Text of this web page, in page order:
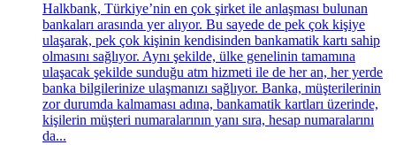
Halkbank, Türkiye’nin en çok şirket ile anlaşması bulunan
bankaları arasında yer alıyor. Bu sayede de pek çok kişiye
ulaşarak, pek çok kişinin kendisinden bankamatik kartı sahip
olmasını sağlıyor. Aynı şekilde, ülke genelinin tamamına
ulaşacak şekilde sunduğu atm hizmeti ile de her an, her yerde
banka bilgilerinize ulaşmanızı sağlıyor. Banka, müşterilerinin
zor durumda kalmaması adına, bankamatik kartları üzerinde,
kişilerin müşteri numaralarının yanı sıra, hesap numaralarını
da...